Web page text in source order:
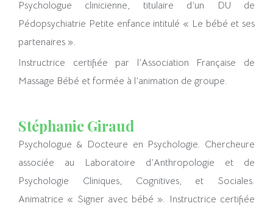
Psychologue clinicienne, titulaire d’un DU de
Pédopsychiatrie Petite enfance intitulé « Le bébé et ses
partenaires ».
Instructrice certifiée par l’Association Française de
Massage Bébé et formée à l’animation de groupe.
Stéphanie Giraud
Psychologue & Docteure en Psychologie. Chercheure
associée au Laboratoire d’Anthropologie et de
Psychologie Cliniques, Cognitives, et Sociales.
Animatrice « Signer avec bébé ». Instructrice certifiée